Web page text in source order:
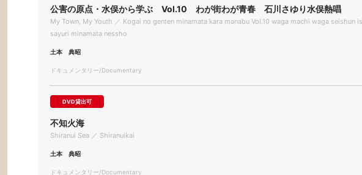
公害の原点・水俣から学ぶ Vol.10 わが街わが青春 石川さゆり水俣熱唱
My Town, My Youth ／ Kogai no genten minamata kara manabu Vol.10 waga machi waga seishun
sayuri minamata nessho
土本 典昭
ドキュメンタリー/Documentary
DVD貸出可
不知火海
Shiranui Sea ／ Shiranuikai
土本 典昭
ドキュメンタリー/Documentary